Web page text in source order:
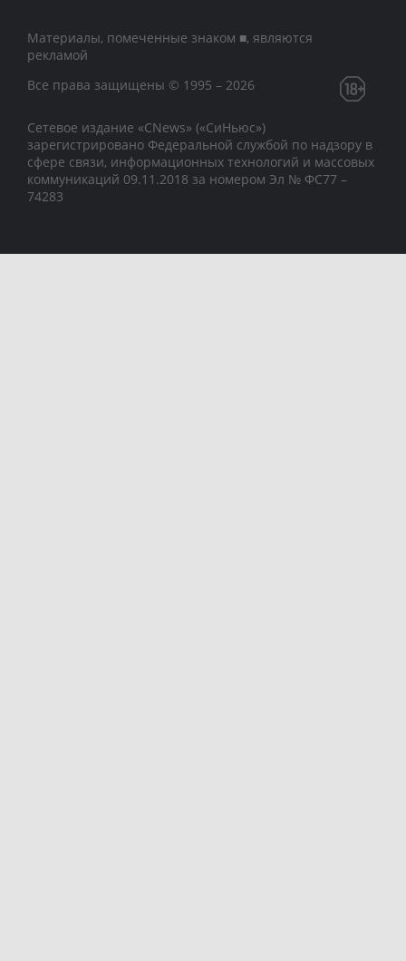
Материалы, помеченные знаком ■, являются
рекламой
Все права защищены © 1995 – 2026
Сетевое издание «CNews» («СиНьюс»)
зарегистрировано Федеральной службой по надзору в
сфере связи, информационных технологий и массовых
коммуникаций 09.11.2018 за номером Эл № ФС77 –
74283